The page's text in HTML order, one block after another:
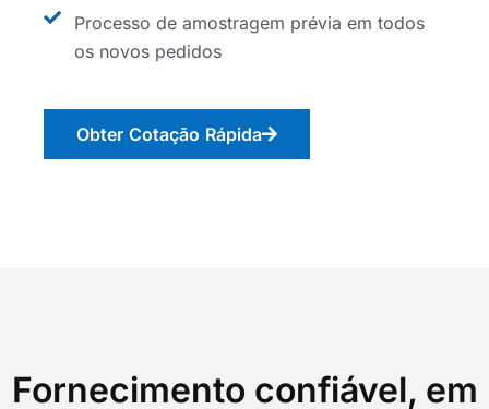
Processo de amostragem prévia em todos
os novos pedidos
Obter Cotação Rápida
Fornecimento confiável, em